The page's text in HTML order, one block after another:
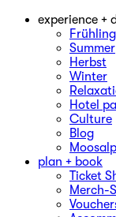
experience +
Frühling
Summer
Herbst
Winter
Hotel
Culture
Blog
plan + book
Ticket
Merch-